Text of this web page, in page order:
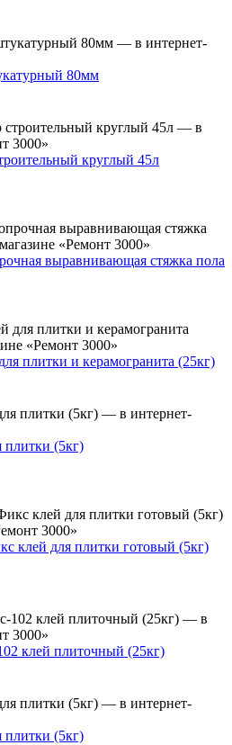
80мм
круглый 45л
выравнивающая стяжка пола
плитки и керамогранита (25кг)
(5кг)
для плитки готовый (5кг)
клей плиточный (25кг)
(5кг)